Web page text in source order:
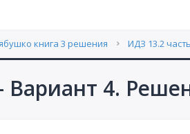
книга 3 решения ИДЗ 13.2
Вариант 4.